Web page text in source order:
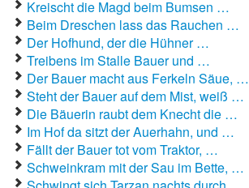
Autoaufkleber Sprüche
Bankerwitze
Bart Simpson Sprüche
Bauernregeln
Bauernwitze
Bayern Witze
Kreischt die Magd beim Bumsen …
Beim Dreschen lass das Rauchen …
Der Hofhund, der die Hühner …
Treibens im Stalle Bauer und …
Der Bauer macht aus Ferkeln Säue, …
Steht der Bauer auf dem Mist, weiß …
Die Bäuerin raubt dem Knecht die …
Im Hof da sitzt der Auerhahn, und …
Fällt der Bauer tot vom Traktor, …
Schweinkram mit der Sau im Bette, …